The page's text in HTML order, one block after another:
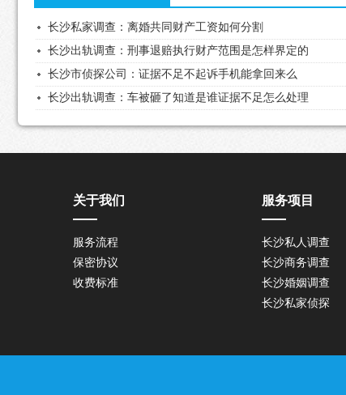
长沙私家调查：离婚共同财产工资如何分割
长沙出轨调查：刑事退赔执行财产范围是怎样界定的
长沙市侦探公司：证据不足不起诉手机能拿回来么
长沙出轨调查：车被砸了知道是谁证据不足怎么处理
关于我们
服务流程
保密协议
收费标准
服务项目
长沙私人调查
长沙商务调查
长沙婚姻调查
长沙私家侦探